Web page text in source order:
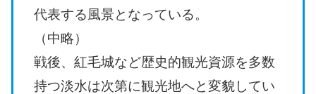
代表する風景となっている。
（中略）
戦後、紅毛城など歴史的観光資源を多数
持つ淡水は次第に観光地へと変貌してい